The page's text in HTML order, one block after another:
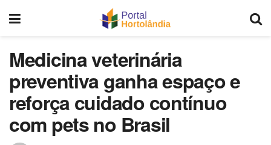
Medicina veterinária
preventiva ganha espaço e
reforça cuidado contínuo
com pets no Brasil